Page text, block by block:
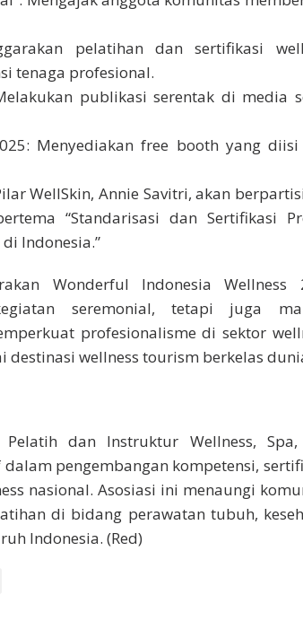
pelatihan dan sertifikasi
tenaga profesional.
publikasi serentak di media
Menyediakan free booth yang diisi
WellSkin, Annie Savitri, akan
“Standarisasi dan Sertifikasi
Indonesia.”
Wonderful Indonesia Wellness
seremonial, tetapi juga
profesionalisme di sektor
destinasi wellness tourism berkelas
Pelatih dan Instruktur Wellness,
pengembangan kompetensi,
nasional. Asosiasi ini menaungi
di bidang perawatan tubuh,
Indonesia. (Red)